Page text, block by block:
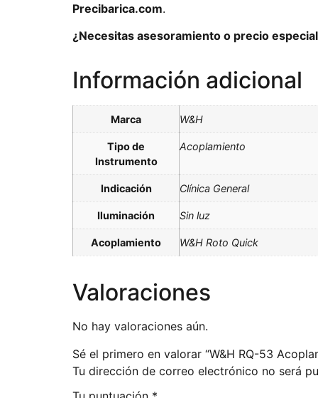
Precibarica.com.
¿Necesitas asesoramiento o precio
Información adicional
Marca W&H
Tipo de
Instrumento
Acoplamiento
Indicación Clínica General
Iluminación Sin luz
Acoplamiento W&H Roto Quick
Valoraciones
No hay valoraciones aún.
Sé el primero en valorar “W&H RQ-53
Tu dirección de correo electrónico no será